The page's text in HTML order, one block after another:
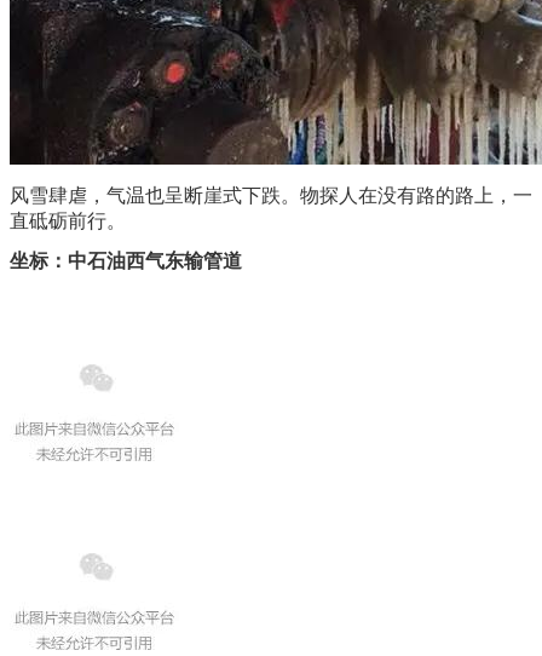
风雪肆虐，气温也呈断崖式下跌。物探人在没有路的路上，一
直砥砺前行。
坐标：中石油西气东输管道